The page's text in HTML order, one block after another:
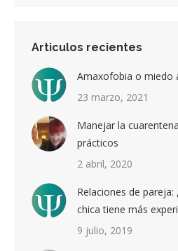
Articulos recientes
Amaxofobia o miedo
23 marzo, 2021
Manejar la
prácticos
2 abril, 2020
Relaciones de
chica tiene más
9 julio, 2019